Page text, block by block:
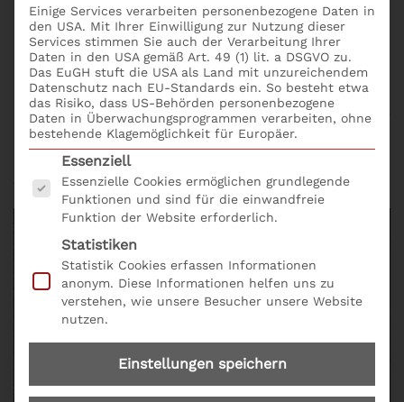
Risikomanagement: Bewertung und Steuerung
von Nachhaltigkeitsrisiken
Corporate Social Reponsibility: Pflichten aktiv
steuern
Buchen Sie das Seminar New Work: Neue Compliance
Pflichten; bequem und einfach online mit
Seminarformular online
A24.
Einige Services verarbeiten personenbezogene Daten in
den USA. Mit Ihrer Einwilligung zur Nutzung dieser
Services stimmen Sie auch der Verarbeitung Ihrer
Daten in den USA gemäß Art. 49 (1) lit. a DSGVO zu.
Das EuGH stuft die USA als Land mit unzureichendem
Datenschutz nach EU-Standards ein. So besteht etwa
das Risiko, dass US-Behörden personenbezogene
Daten in Überwachungsprogrammen verarbeiten, ohne
bestehende Klagemöglichkeit für Europäer.
Es folgt eine Liste der Service-Gruppen, für die
Essenziell
Essenzielle Cookies ermöglichen grundlegende
Funktionen und sind für die einwandfreie
Funktion der Website erforderlich.
Statistiken
Statistik Cookies erfassen Informationen
anonym. Diese Informationen helfen uns zu
verstehen, wie unsere Besucher unsere Website
nutzen.
Einstellungen speichern